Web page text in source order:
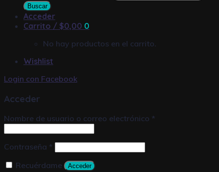
Buscar
Acceder
Carrito / $0,00 0
No hay productos en el carrito.
Wishlist
Login con Facebook
Acceder
Nombre de usuario o correo electrónico *
Contraseña *
Recuérdame
Acceder